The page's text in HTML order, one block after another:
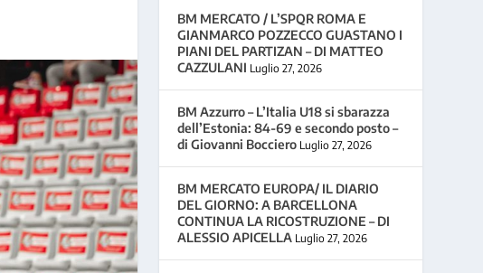
BM MERCATO / L’SPQR ROMA E
GIANMARCO POZZECCO GUASTANO I
PIANI DEL PARTIZAN – DI MATTEO
CAZZULANI Luglio 27, 2026
BM Azzurro – L’Italia U18 si sbarazza
dell’Estonia: 84-69 e secondo posto –
di Giovanni Bocciero Luglio 27, 2026
BM MERCATO EUROPA/ IL DIARIO
DEL GIORNO: A BARCELLONA
CONTINUA LA RICOSTRUZIONE – DI
ALESSIO APICELLA Luglio 27, 2026